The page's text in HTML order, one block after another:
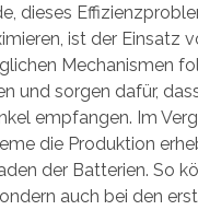
dieses
ist der Einsatz
Mechanismen
und sorgen dafür,
empfangen. Im
die Produktion
der Batterien. So
auch bei den